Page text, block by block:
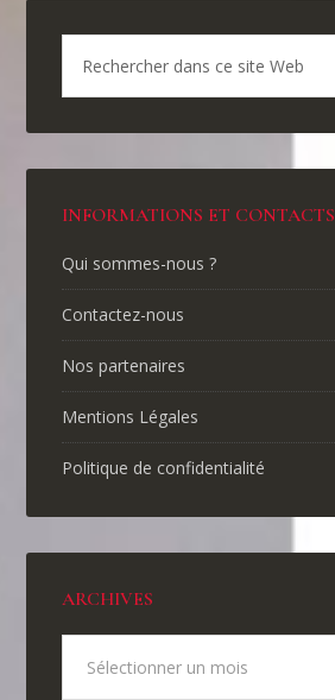
INFORMATIONS ET CONTACTS
Qui sommes-nous ?
Contactez-nous
Nos partenaires
Mentions Légales
Politique de confidentialité
ARCHIVES